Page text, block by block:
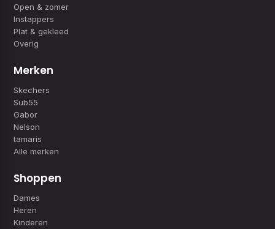
Open & zomer
Instappers
Plat & gekleed
Overig
Merken
Skechers
Sub55
Gabor
Nelson
tamaris
Alle merken
Shoppen
Dames
Heren
Kinderen